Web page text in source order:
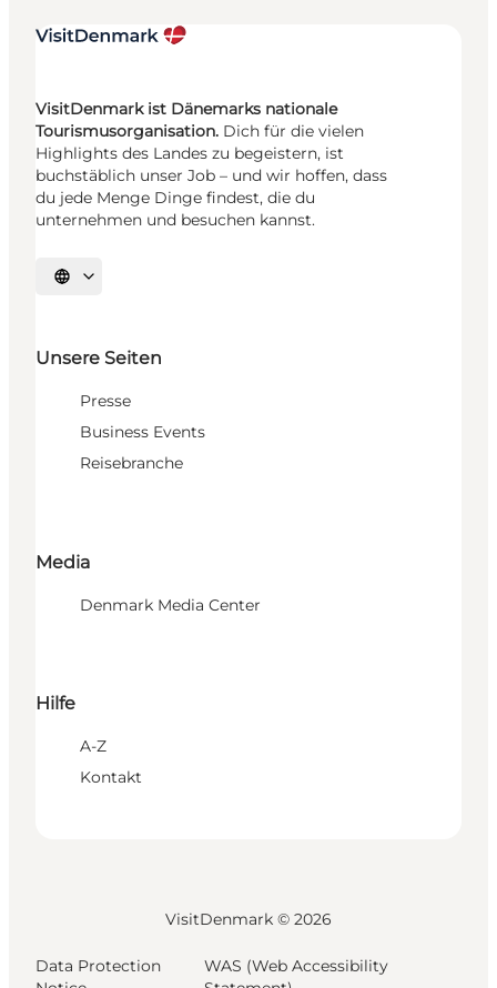
VisitDenmark ist Dänemarks nationale
Tourismusorganisation. Dich für die vielen
Highlights des Landes zu begeistern, ist
buchstäblich unser Job – und wir hoffen, dass
du jede Menge Dinge findest, die du
unternehmen und besuchen kannst.
Sprache auswählen
Unsere Seiten
Presse
Business Events
Reisebranche
Media
Denmark Media Center
Hilfe
A-Z
Kontakt
VisitDenmark © 2026
Data Protection
WAS (Web Accessibility